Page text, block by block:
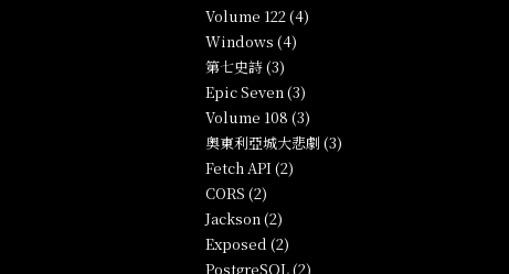
Volume 122 (4)
Windows (4)
第七史詩 (3)
Epic Seven (3)
Volume 108 (3)
奧東利亞城大悲劇 (3)
Fetch API (2)
CORS (2)
Jackson (2)
Exposed (2)
PostgreSQL (2)